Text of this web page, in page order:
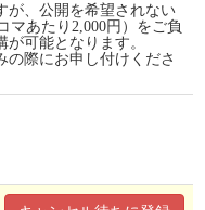
が、公開を希望されない
マあたり2,000円）をご負
可能となります。
の際にお申し付けくださ